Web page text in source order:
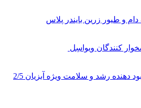
دام و طیور زرین بایندر پلاس
کنندگان ویواسِل
مکمل سفارشی بهبود دهنده رشد و سلامت ویژه آبزیان 2/5